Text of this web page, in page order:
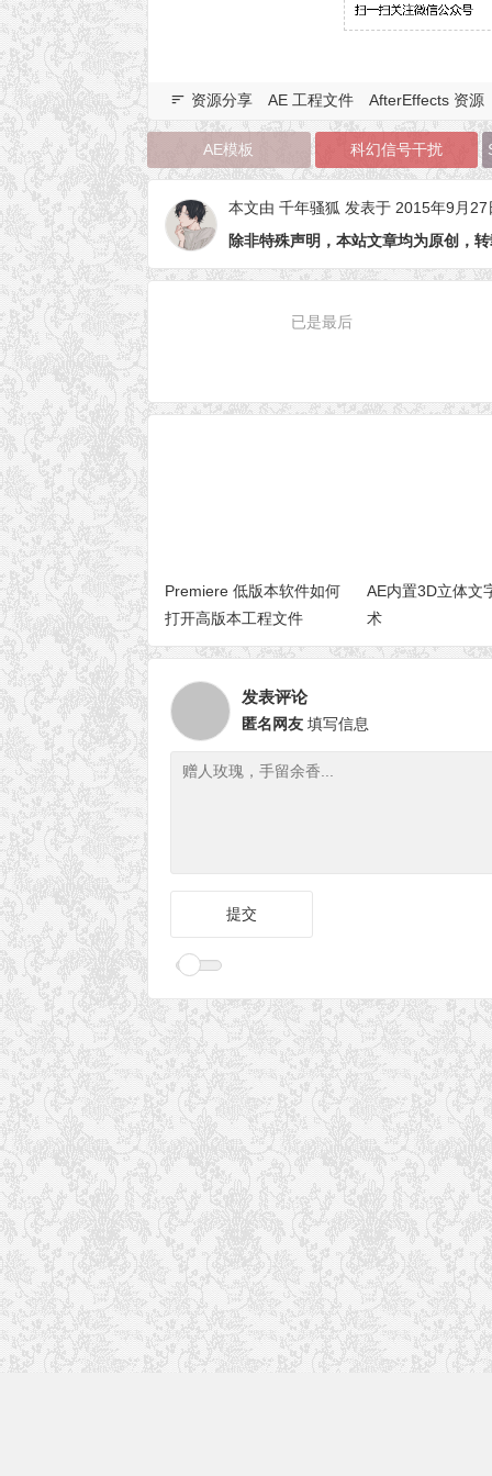
资源分享 AE 工程文件 AfterEffects 资源
AE模板 科幻信号干扰
本文由千年骚狐 发表于 2015年9月27
除非特殊声明，本站文章均为原创，
已是最后
Premiere 低版本软件如何
打开高版本工程文件
AE内置3D立体文
术
发表评论
匿名网友 填写信息